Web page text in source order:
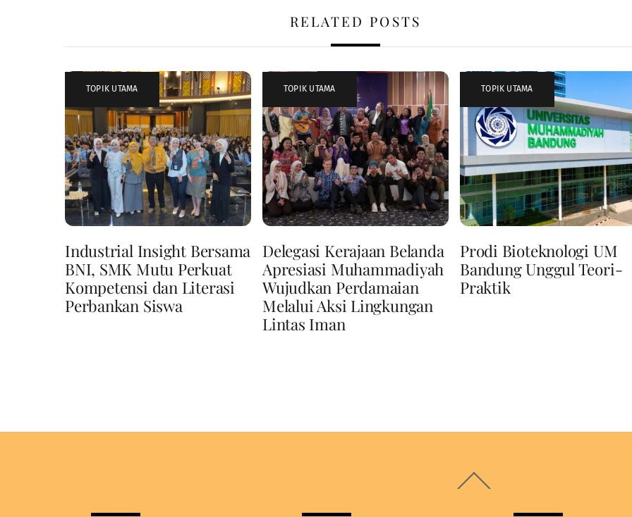
RELATED POSTS
TOPIK UTAMA
Industrial Insight Bersama
BNI, SMK Mutu Perkuat
Kompetensi dan Literasi
Perbankan Siswa
TOPIK UTAMA
Delegasi Kerajaan Belanda
Apresiasi Muhammadiyah
Wujudkan Perdamaian
Melalui Aksi Lingkungan
Lintas Iman
TOPIK UTAMA
Prodi Bioteknologi UM
Bandung Unggul Teori-
Praktik
To